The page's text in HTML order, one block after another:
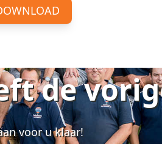
de
voor u klaar!